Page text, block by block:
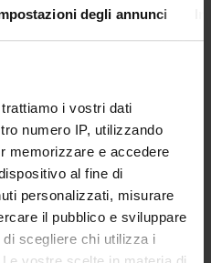
degli annunci
trattiamo i vostri dati
numero IP, utilizzando
memorizzare e accedere
al fine di
personalizzati, misurare
il pubblico e sviluppare
scegliere chi utilizza i
SUPERIORE